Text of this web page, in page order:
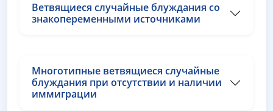
Ветвящиеся случайные блуждания со
знакопеременными источниками
Многотипные ветвящиеся случайные
блуждания при отсутствии и наличии
иммиграции